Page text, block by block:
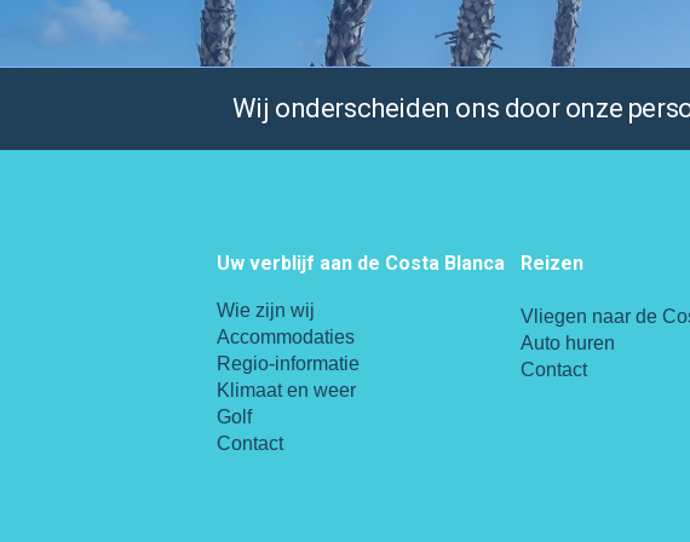
Wij onderscheiden ons door onze
Uw verblijf aan de Costa Blanca
Wie zijn wij
Accommodaties
Regio-informatie
Klimaat en weer
Golf
Contact
Reizen
Vliegen naar de
Auto huren
Contact